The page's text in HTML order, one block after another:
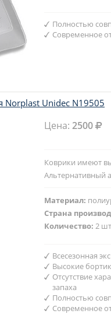
Полностью
Современное
Unidec N19505
Цена:2500
Коврики имеют
Альтернативный
Материал:
Страна
Количество:2
Всесезонная
Высокие
Отсутствие
запаха
Полностью
Современное